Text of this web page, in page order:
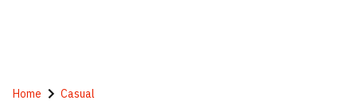
Home Casual